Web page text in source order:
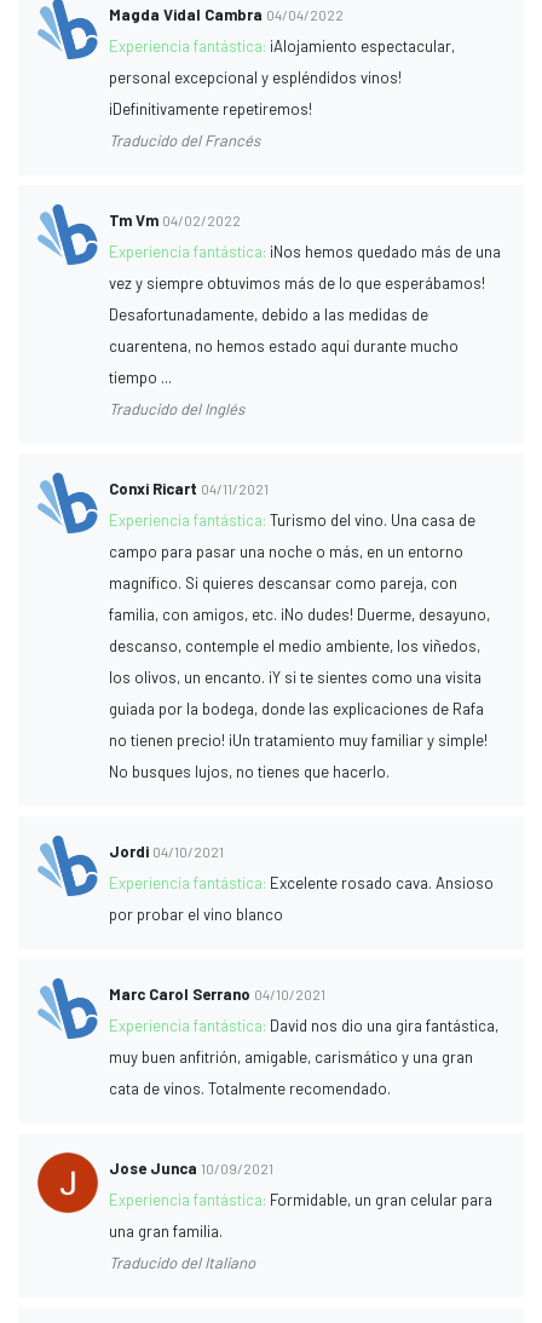
Magda Vidal Cambra 04/04/2022
Experiencia fantástica: ¡Alojamiento espectacular,
personal excepcional y espléndidos vinos!
¡Definitivamente repetiremos!
Traducido del Francés
Tm Vm 04/02/2022
Experiencia fantástica: ¡Nos hemos quedado más de una
vez y siempre obtuvimos más de lo que esperábamos!
Desafortunadamente, debido a las medidas de
cuarentena, no hemos estado aquí durante mucho
tiempo ...
Traducido del Inglés
Conxi Ricart 04/11/2021
Experiencia fantástica:Turismo del vino. Una casa de
campo para pasar una noche o más, en un entorno
magnífico. Si quieres descansar como pareja, con
familia, con amigos, etc. ¡No dudes! Duerme, desayuno,
descanso, contemple el medio ambiente, los viñedos,
los olivos, un encanto. ¡Y si te sientes como una visita
guiada por la bodega, donde las explicaciones de Rafa
no tienen precio! ¡Un tratamiento muy familiar y simple!
No busques lujos, no tienes que hacerlo.
Jordi 04/10/2021
Experiencia fantástica: Excelente rosado cava. Ansioso
por probar el vino blanco
Marc Carol Serrano 04/10/2021
Experiencia fantástica: David nos dio una gira fantástica,
muy buen anfitrión, amigable, carismático y una gran
cata de vinos. Totalmente recomendado.
Jose Junca 10/09/2021
Experiencia fantástica: Formidable, un gran celular para
una gran familia.
Traducido del Italiano